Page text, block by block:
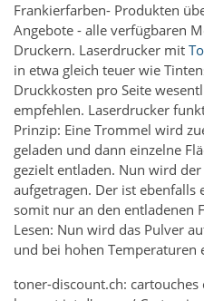
Frankierfarben- Produkten
Angebote - alle verfügbaren
Druckern. Laserdrucker mit
in etwa gleich teuer wie
Druckkosten pro Seite
empfehlen. Laserdrucker
Prinzip: Eine Trommel wird
geladen und dann einzelne
gezielt entladen. Nun wird
aufgetragen. Der ist ebenfalls
somit nur an den entladenen
Lesen: Nun wird das Pulver
und bei hohen Temperaturen
toner-discount.ch: